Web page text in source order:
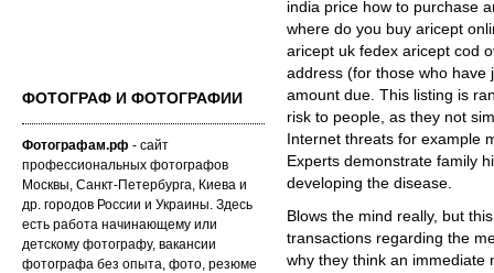
ФОТОГРАФ И ФОТОГРАФИИ
Фотографам.рф - сайт
профессиональных фотографов
Москвы, Санкт-Петербурга, Киева и
др. городов России и Украины. Здесь
есть работа начинающему или
детскому фотографу, вакансии
фотографа без опыта, фото, резюме
india price how to purchase
where do you buy aricept
aricept uk fedex aricept cod
address (for those who have
amount due. This listing is
risk to people, as they not
Internet threats for example
Experts demonstrate family
developing the disease.
Blows the mind really, but
transactions regarding the
why they think an immediate